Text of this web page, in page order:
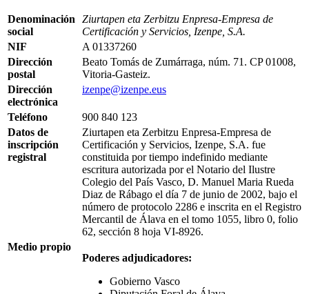
Denominación
social
Ziurtapen eta Zerbitzu Enpresa-Empresa de
Certificación y Servicios, Izenpe, S.A.
NIF
A 01337260
Dirección
postal
Beato Tomás de Zumárraga, núm. 71. CP 01008,
Vitoria-Gasteiz.
Dirección
electrónica
izenpe@izenpe.eus
Teléfono
900 840 123
Datos de
inscripción
registral
Ziurtapen eta Zerbitzu Enpresa-Empresa de
Certificación y Servicios, Izenpe, S.A. fue
constituida por tiempo indefinido mediante
escritura autorizada por el Notario del Ilustre
Colegio del País Vasco, D. Manuel Maria Rueda
Diaz de Rábago el día 7 de junio de 2002, bajo el
número de protocolo 2286 e inscrita en el Registro
Mercantil de Álava en el tomo 1055, libro 0, folio
62, sección 8 hoja VI-8926.
Medio propio
Poderes adjudicadores:
Gobierno Vasco